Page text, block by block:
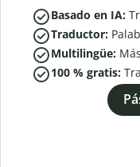
Basado en IA:
Traductor:
Multilingüe:
100 % gratis: